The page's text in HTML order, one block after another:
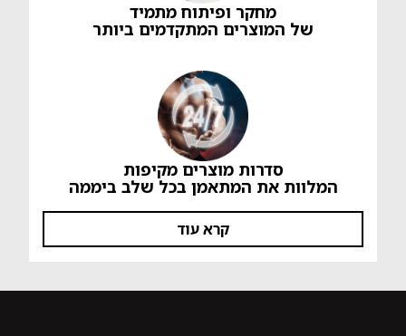
מחקר ופיתוח מתמיד
של המוצרים המתקדמים ביותר
סדרות מוצרים מקיפות
המלוות את המתאמן בכל שלב ביממה
קרא עוד